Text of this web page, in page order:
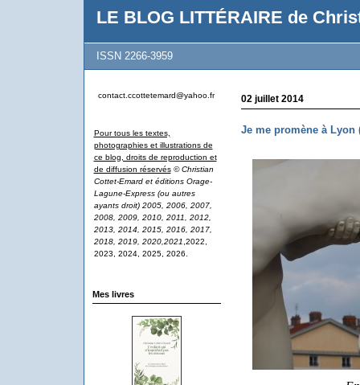
LE BLOG LITTÉRAIRE de
ISSN 2266-3959
contact.ccottetemard@yahoo.fr
Pour tous les textes,
photographies et illustrations de
ce blog, droits de reproduction et
de diffusion réservés © Christian
Cottet-Emard et éditions Orage-
Lagune-Express (ou autres
ayants droit) 2005, 2006, 2007,
2008, 2009, 2010, 2011, 2012,
2013, 2014, 2015, 2016, 2017,
2018, 2019, 2020,2021 ,2022,
2023, 2024, 2025, 2026.
Mes livres
02 juillet 2014
Je me promène à Lyon